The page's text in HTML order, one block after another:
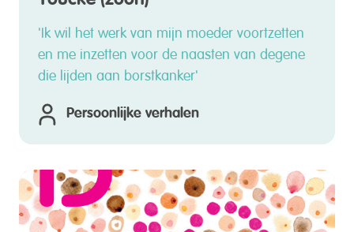
'Ik wil het werk van mijn moeder voortzetten
en me inzetten voor de naasten van degene
die lijden aan borstkanker'
Persoonlijke verhalen